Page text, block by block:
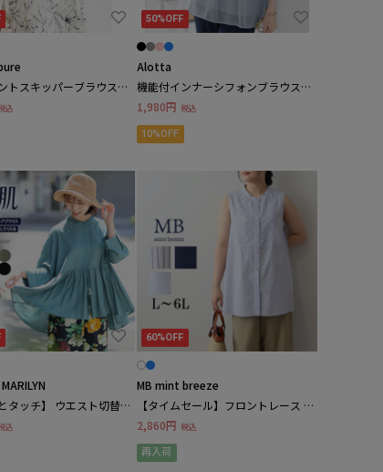
S
トスキッパーブラウス
ップ可）
込
50%OFF
Alotta
機能付インナーシフォンブラウス
大きいサイズ レディース
1,980円 税込
10%OFF
タッチ】 ウエスト切替デ
袖 ブラウス
込
60%OFF
MB mint breeze
【タイムセール】フロントレース ノ
ースリーブ ブラウス LL/3L/4L/5L/6L
MB mint breezeミントブリーズ
2,860円 税込
再入荷